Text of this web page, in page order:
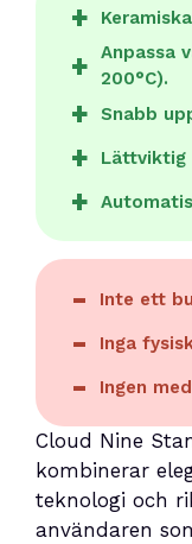
Anpassa
200°C).
Snabb
Lättviktig
Inte ett
Inga
Ingen
Cloud Nine
kombinerar
teknologi och
användaren